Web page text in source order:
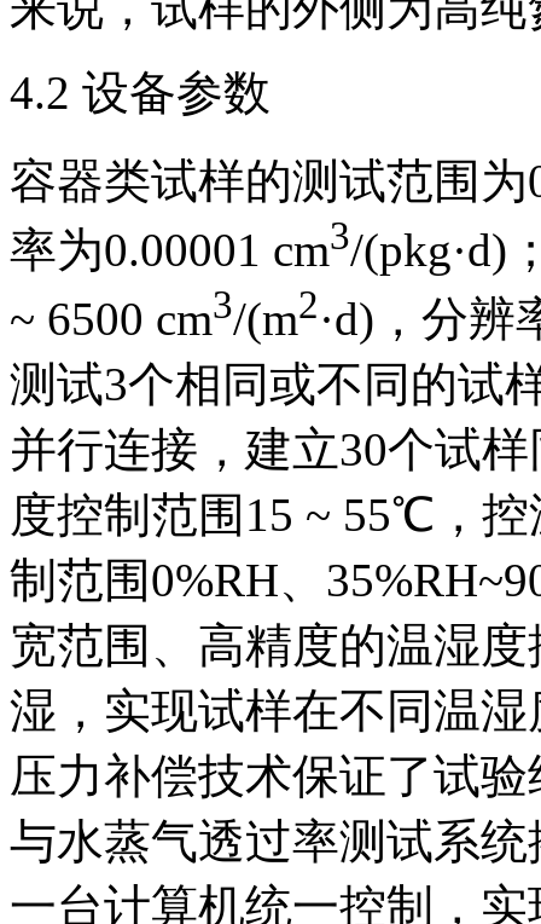
4.2 设备参数
容器类试样的测试范围为
率为0.00001 cm3/(pkg·d)
~ 6500 cm3/(m2·d)，分辨
测试3个相同或不同的试
并行连接，建立30个试
度控制范围15 ~ 55℃，
制范围0%RH、
宽范围、高精度的温湿
湿，实现试样在不同温
压力补偿技术保证了试
与水蒸气透过率测试系
一台计算机统一控制，